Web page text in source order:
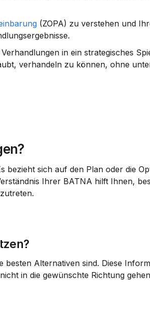
(ZOPA) zu verstehen und
.
in ein strategisches
verhandeln zu können, ohne
sich auf den Plan oder die
Alternativen sind. Diese
in die gewünschte Richtung